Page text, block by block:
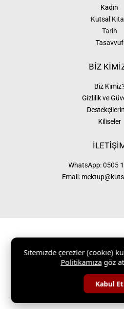
Kadın
Kutsal
Tarih
Tasavvuf
BİZ
Biz Kimiz?
Gizlilik ve
Kiliseler
WhatsApp:0505
Email:
KutsalKitap.org 1997 – 2026 |
Sitemizde çerezler (cookie)
Politikamıza göz
Kabul Et